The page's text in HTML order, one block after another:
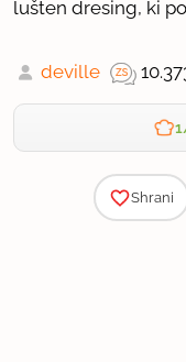
lušten dresing, ki
deville
Shrani